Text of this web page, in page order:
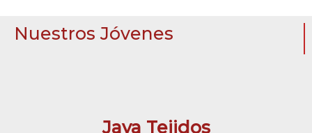
Nuestros Jóvenes
Jaya Tejidos